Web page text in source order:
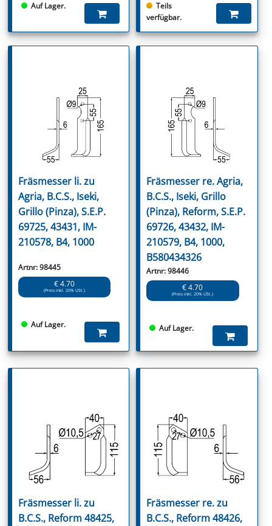
Auf Lager.
Teils
verfügbar.
Fräsmesser li. zu
Agria, B.C.S., Iseki,
Grillo (Pinza), S.E.P.
69725, 43431, IM-
210578, B4, 1000
Artnr: 98445
€ 4.70
(Preis inkl. 20% USt.)
Auf Lager.
Fräsmesser re. Agria,
B.C.S., Iseki, Grillo
(Pinza), Reform, S.E.P.
69726, 43432, IM-
210579, B4, 1000,
B580434326
Artnr: 98446
€ 4.70
(Preis inkl. 20% USt.)
Auf Lager.
Fräsmesser li. zu
B.C.S., Reform 48425,
Fräsmesser re. zu
B.C.S., Reform 48426,